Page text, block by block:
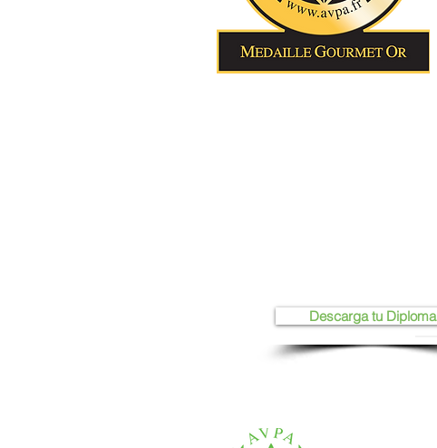
Descarga tu Diploma